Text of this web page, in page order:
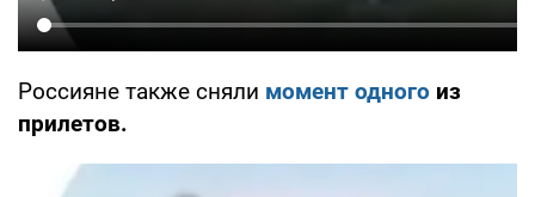
Россияне также сняли момент одного из
прилетов.